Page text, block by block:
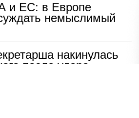
и ЕС: в Европе
немыслимый
накинулась
после удара